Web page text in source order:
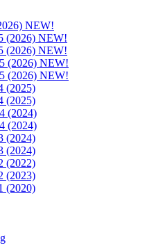
NEW!
(2026) NEW!
(2026) NEW!
(2026) NEW!
(2026) NEW!
(2025)
(2025)
(2024)
(2024)
(2024)
(2024)
(2022)
(2023)
(2020)